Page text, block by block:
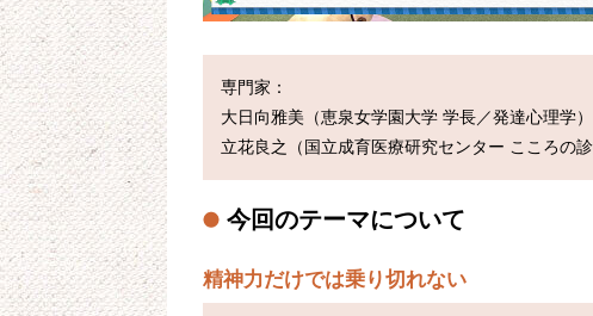
専門家：
大日向雅美（恵泉女学園大学 学長／発達心理学）
今回のテーマについて
精神力だけでは乗り切れない